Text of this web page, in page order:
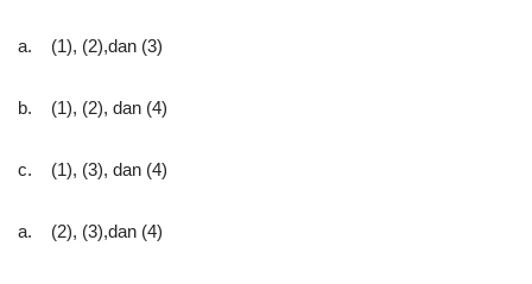
a. (1), (2),dan (3)
b. (1), (2), dan (4)
c. (1), (3), dan (4)
a. (2), (3),dan (4)